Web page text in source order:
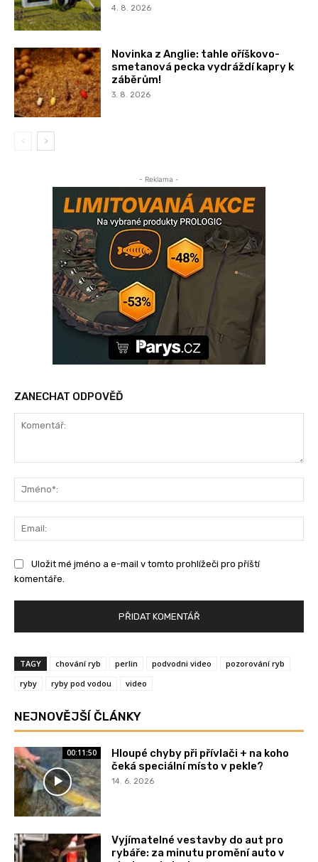
4. 8. 2026
Novinka z Anglie: tahle oříškovo-
smetanová pecka vydráždí kapry k
záběrům!
3. 8. 2026
- Reklama -
ZANECHAT ODPOVĚĎ
Uložit mé jméno a e-mail v tomto prohlížeči pro příští
komentáře.
TAGY chování ryb perlin podvodni video
pozorování ryb
ryby
ryby pod vodou video
NEJNOVĚJŠÍ ČLÁNKY
00:11:50
Hloupé chyby při přívlači + na koho
čeká speciální místo v pekle?
14. 6. 2026
Vyjímatelné vestavby do aut pro
rybáře: za minutu promění auto v